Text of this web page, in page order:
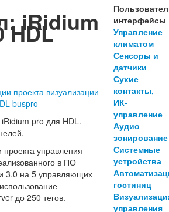
iRidium
HDL
pro для HDL.
управления
в ПО
3.0 на 5 управляющих
до 250 тегов.
интерфейсы
Управление
климатом
Сенсоры и
датчики
Сухие
контакты,
ИК-
управление
Аудио
зонирование
Системные
устройства
гостиниц
управления